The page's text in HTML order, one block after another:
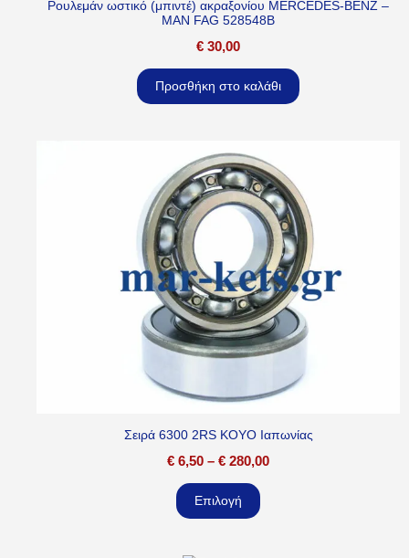
Ρουλεμάν ωστικό (μπιντέ) ακραξονίου MERCEDES-BENZ –
MAN FAG 528548B
€ 30,00
Προσθήκη στο καλάθι
Σειρά 6300 2RS KOYO Ιαπωνίας
€ 6,50 – € 280,00
Επιλογή